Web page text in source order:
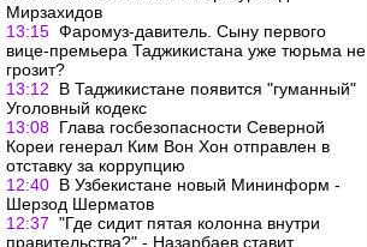
Мирзахидов
13:15 Фаромуз-давитель. Сыну первого
вице-премьера Таджикистана уже тюрьма не
грозит?
13:12
В Таджикистане появится "гуманный"
Уголовный кодекс
13:08 Глава госбезопасности Северной
Кореи генерал Ким Вон Хон отправлен в
отставку за коррупцию
12:40 В Узбекистане новый Мининформ -
Шерзод Шерматов
12:37 "Где сидит пятая колонна внутри
правительства?" - Назарбаев ставит